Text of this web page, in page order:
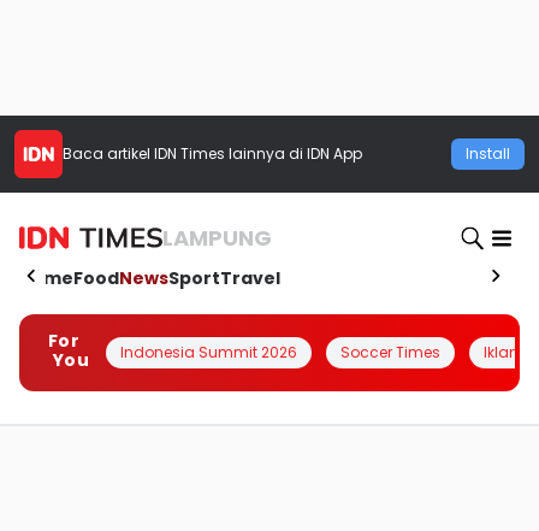
Baca artikel IDN Times lainnya di IDN App Install
LAMPUNG
HomeFoodNewsSportTravel
For
You
Indonesia Summit 2026 Soccer Times Iklanin